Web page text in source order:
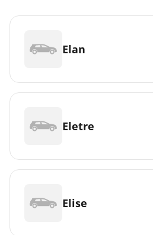
Elan
Eletre
Elise